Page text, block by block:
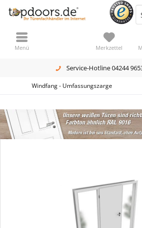
Service-Hotline 04244
Merkzettel
Menü
Windfang - Umfassungszarge